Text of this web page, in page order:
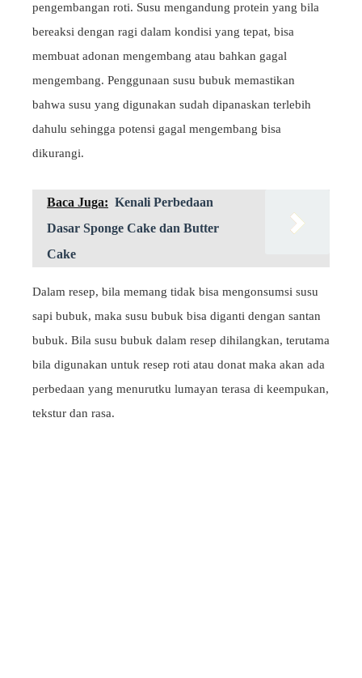
pengembangan roti. Susu mengandung protein yang bila
bereaksi dengan ragi dalam kondisi yang tepat, bisa
membuat adonan mengembang atau bahkan gagal
mengembang. Penggunaan susu bubuk memastikan
bahwa susu yang digunakan sudah dipanaskan terlebih
dahulu sehingga potensi gagal mengembang bisa
dikurangi.
Baca Juga: Kenali Perbedaan
Dasar Sponge Cake dan Butter
Cake
Dalam resep, bila memang tidak bisa mengonsumsi susu
sapi bubuk, maka susu bubuk bisa diganti dengan santan
bubuk. Bila susu bubuk dalam resep dihilangkan, terutama
bila digunakan untuk resep roti atau donat maka akan ada
perbedaan yang menurutku lumayan terasa di keempukan,
tekstur dan rasa.